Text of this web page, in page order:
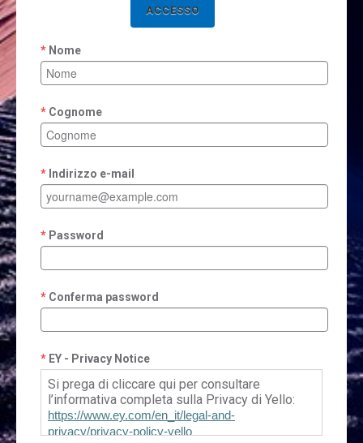
ACCESSO
Nome
Cognome
Indirizzo e-mail
Password
Conferma password
EY - Privacy Notice
Si prega di cliccare qui per consultare
l’informativa completa sulla Privacy di Yello:
https://www.ey.com/en_it/legal-and-
privacy/privacy-policy-yello